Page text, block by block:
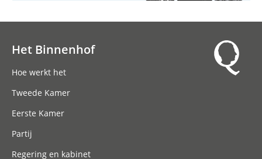
Het Binnenhof
Hoe werkt het
Tweede Kamer
Eerste Kamer
Partij
Regering en kabinet